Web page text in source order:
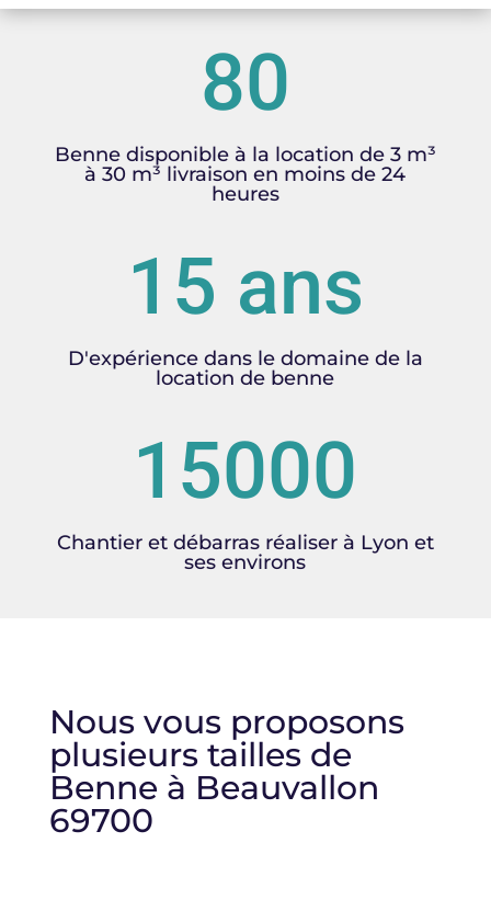
80
Benne disponible à la location de 3 m³
à 30 m³ livraison en moins de 24
heures
15 ans
D'expérience dans le domaine de la
location de benne
15000
Chantier et débarras réaliser à Lyon et
ses environs
Nous vous proposons
plusieurs tailles de
Benne à Beauvallon
69700